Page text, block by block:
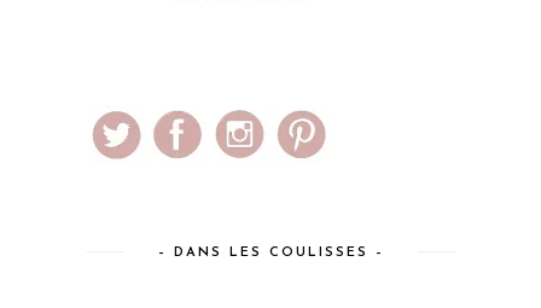
– DANS LES COULISSES –